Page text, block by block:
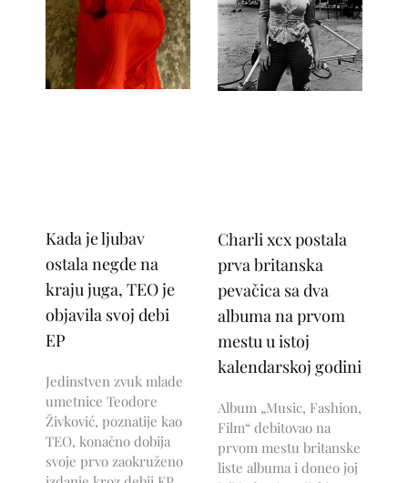
Kada je ljubav
ostala negde na
kraju juga, TEO je
objavila svoj debi
EP
Jedinstven zvuk mlade
umetnice Teodore
Živković, poznatije kao
TEO, konačno dobija
svoje prvo zaokruženo
Charli xcx postala
prva britanska
pevačica sa dva
albuma na prvom
mestu u istoj
kalendarskoj godini
Album „Music, Fashion,
Film“ debitovao na
prvom mestu britanske
liste albuma i doneo joj